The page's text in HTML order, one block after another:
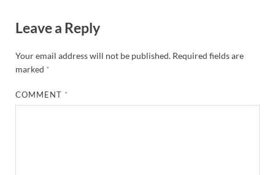
Leave a Reply
Your email address will not be published. Required fields are
marked *
COMMENT *